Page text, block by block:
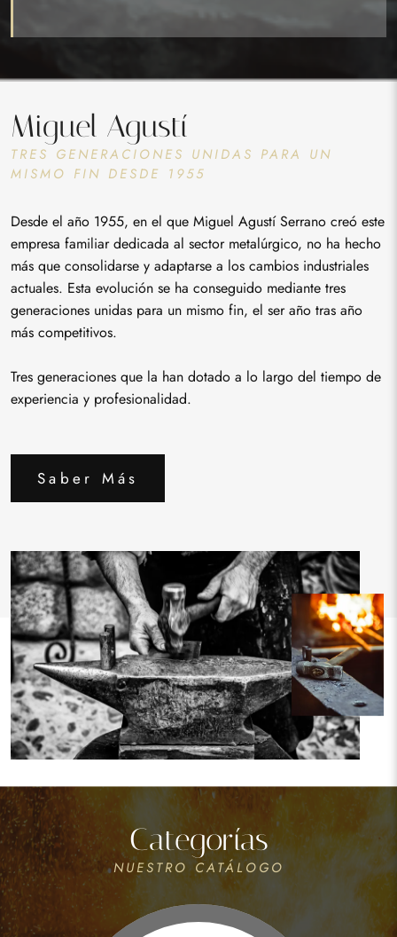
Miguel Agustí
TRES GENERACIONES UNIDAS PARA UN
MISMO FIN DESDE 1955
Desde el año 1955, en el que Miguel Agustí Serrano creó este
empresa familiar dedicada al sector metalúrgico, no ha hecho
más que consolidarse y adaptarse a los cambios industriales
actuales. Esta evolución se ha conseguido mediante tres
generaciones unidas para un mismo fin, el ser año tras año
más competitivos.
Tres generaciones que la han dotado a lo largo del tiempo de
experiencia y profesionalidad.
Saber Más
Categorías
NUESTRO CATÁLOGO